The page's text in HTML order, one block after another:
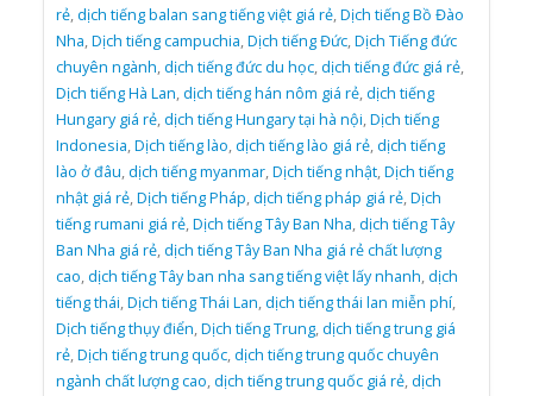
rẻ,dịch tiếng balan sang tiếng việt giá rẻ,Dịch tiếng Bồ Đào
Nha,Dịch tiếng campuchia,Dịch tiếng Đức,Dịch Tiếng đức
chuyên ngành,dịch tiếng đức du học,dịch tiếng đức giá rẻ,
Dịch tiếng Hà Lan,dịch tiếng hán nôm giá rẻ,dịch tiếng
Hungary giá rẻ,dịch tiếng Hungary tại hà nội,Dịch tiếng
Indonesia,Dịch tiếng lào,dịch tiếng lào giá rẻ,dịch tiếng
lào ở đâu,dịch tiếng myanmar,Dịch tiếng nhật,Dịch tiếng
nhật giá rẻ,Dịch tiếng Pháp,dịch tiếng pháp giá rẻ,Dịch
tiếng rumani giá rẻ,Dịch tiếng Tây Ban Nha,dịch tiếng Tây
Ban Nha giá rẻ,dịch tiếng Tây Ban Nha giá rẻ chất lượng
cao,dịch tiếng Tây ban nha sang tiếng việt lấy nhanh,dịch
tiếng thái,Dịch tiếng Thái Lan,dịch tiếng thái lan miễn phí,
Dịch tiếng thụy điển,Dịch tiếng Trung,dịch tiếng trung giá
rẻ,Dịch tiếng trung quốc,dịch tiếng trung quốc chuyên
ngành chất lượng cao,dịch tiếng trung quốc giá rẻ,dịch